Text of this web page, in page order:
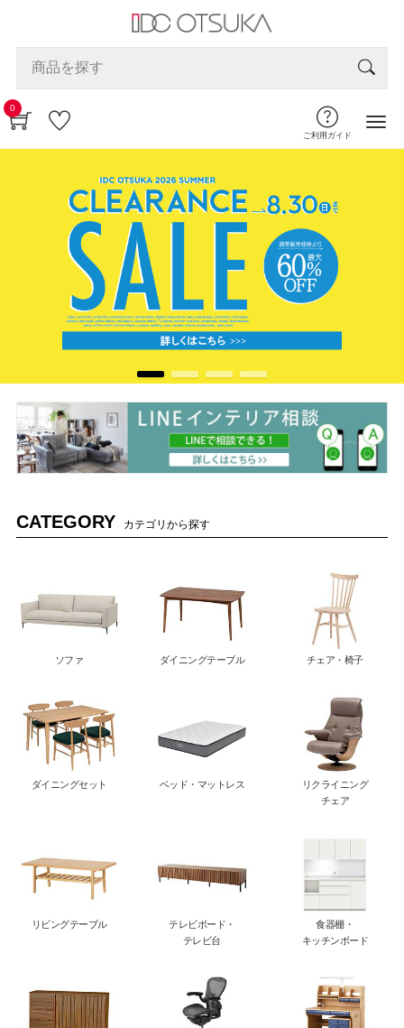
0
ご利用ガイド
CATEGORY カテゴリから探す
ソファ ダイニングテーブル チェア・椅子
ダイニングセット ベッド・マットレス
リクライニング
チェア
リビングテーブル
テレビボード・
テレビ台
食器棚・
キッチンボード